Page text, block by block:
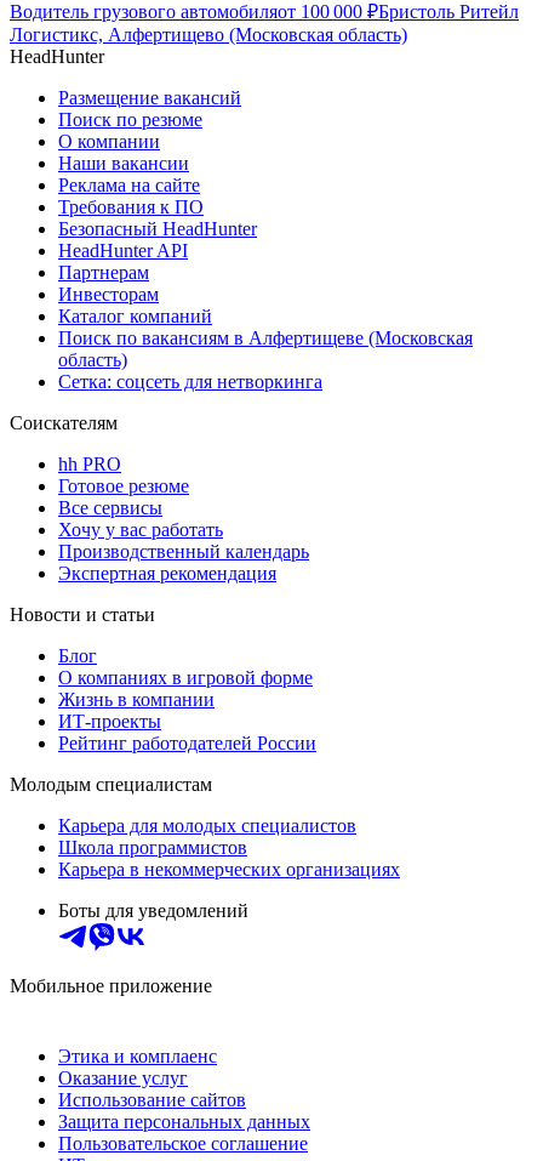
Водитель грузового автомобиляот 100 000 ₽Бристоль Ритейл
Логистикс, Алфертищево (Московская область)
HeadHunter
Размещение вакансий
Поиск по резюме
О компании
Наши вакансии
Реклама на сайте
Требования к ПО
Безопасный HeadHunter
HeadHunter API
Партнерам
Инвесторам
Каталог компаний
Поиск по вакансиям в Алфертищеве (Московская
область)
Сетка: соцсеть для нетворкинга
Соискателям
hh PRO
Готовое резюме
Все сервисы
Хочу у вас работать
Производственный календарь
Экспертная рекомендация
Новости и статьи
Блог
О компаниях в игровой форме
Жизнь в компании
ИТ-проекты
Рейтинг работодателей России
Молодым специалистам
Карьера для молодых специалистов
Школа программистов
Карьера в некоммерческих организациях
Боты для уведомлений
Мобильное приложение
Этика и комплаенс
Оказание услуг
Использование сайтов
Защита персональных данных
Пользовательское соглашение